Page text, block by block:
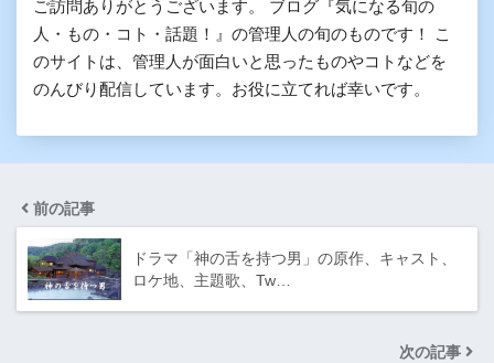
ご訪問ありがとうございます。 ブログ『気になる旬の
人・もの・コト・話題！』の管理人の旬のものです！ こ
のサイトは、管理人が面白いと思ったものやコトなどを
のんびり配信しています。お役に立てれば幸いです。
前の記事
ドラマ「神の舌を持つ男」の原作、キャスト、
ロケ地、主題歌、Tw…
次の記事